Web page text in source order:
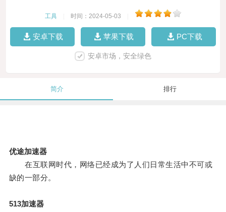
工具 时间：2024-05-03
安卓下载 苹果下载 PC下载
安卓市场，安全绿色
简介 排行
优途加速器
在互联网时代，网络已经成为了人们日常生活中不可或
缺的一部分。
513加速器